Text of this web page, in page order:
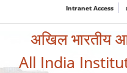
Intranet Access
अखिल भारतीय
All India